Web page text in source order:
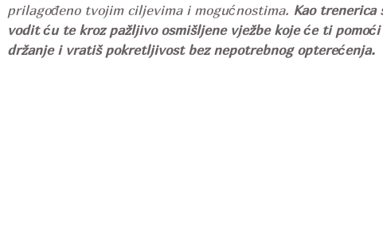
prilagođeno tvojim ciljevima i mogućnostima. Kao trenerica
vodit ću te kroz pažljivo osmišljene vježbe koje će ti
držanje i vratiš pokretljivost bez nepotrebnog opterećenja.